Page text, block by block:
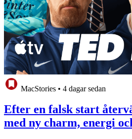
MacStories • 4 dagar sedan
Efter en falsk start
med ny charm, energi